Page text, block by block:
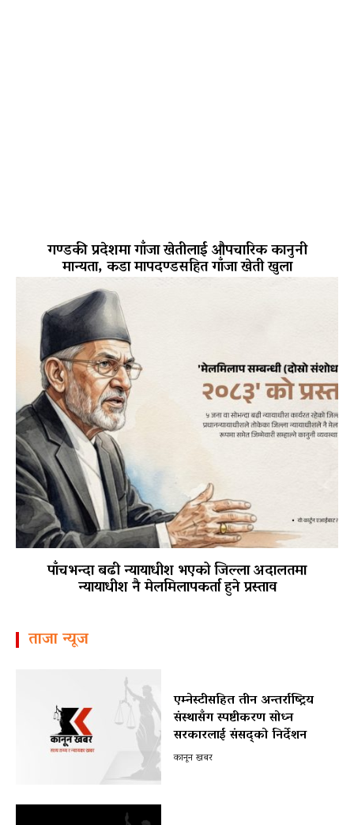
गण्डकी प्रदेशमा गाँजा खेतीलाई औपचारिक कानुनी
मान्यता, कडा मापदण्डसहित गाँजा खेती खुला
पाँचभन्दा बढी न्यायाधीश भएको जिल्ला अदालतमा
न्यायाधीश नै मेलमिलापकर्ता हुने प्रस्ताव
ताजा न्यूज
एम्नेस्टीसहित तीन अन्तर्राष्ट्रिय
संस्थासँग स्पष्टीकरण सोध्न
सरकारलाई संसद्को निर्देशन
कानून खबर